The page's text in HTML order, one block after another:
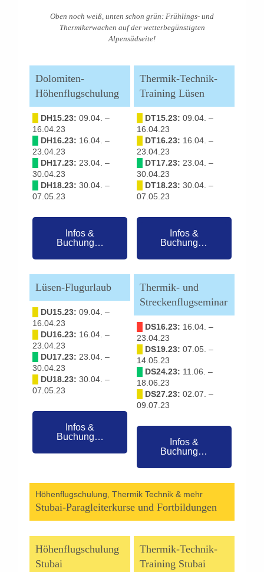
Oben noch weiß, unten schon grün: Frühlings- und
Thermikerwachen auf der wetterbegünstigten
Alpensüdseite!
Dolomiten-
Höhenflugschulung
DH15.23: 09.04. –
16.04.23
DH16.23: 16.04. –
23.04.23
DH17.23: 23.04. –
30.04.23
DH18.23: 30.04. –
07.05.23
Infos &
Buchung…
Thermik-Technik-
Training Lüsen
DT15.23: 09.04. –
16.04.23
DT16.23: 16.04. –
23.04.23
DT17.23: 23.04. –
30.04.23
DT18.23: 30.04. –
07.05.23
Infos &
Buchung…
Lüsen-Flugurlaub
DU15.23: 09.04. –
16.04.23
DU16.23: 16.04. –
23.04.23
DU17.23: 23.04. –
30.04.23
DU18.23: 30.04. –
07.05.23
Infos &
Buchung…
Thermik- und
Streckenflugseminar
DS16.23: 16.04. –
23.04.23
DS19.23: 07.05. –
14.05.23
DS24.23: 11.06. –
18.06.23
DS27.23: 02.07. –
09.07.23
Infos &
Buchung…
Höhenflugschulung, Thermik Technik & mehr
Stubai-Paragleiterkurse und Fortbildungen
Höhenflugschulung
Stubai
Thermik-Technik-
Training Stubai